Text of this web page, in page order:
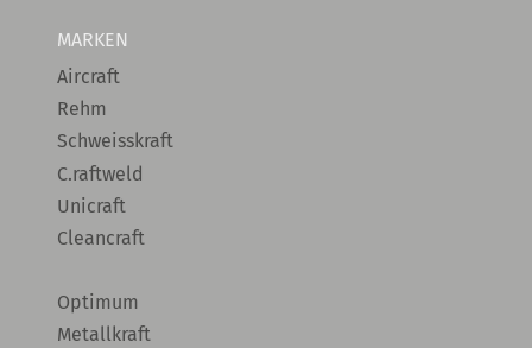
MARKEN
Aircraft
Rehm
Schweisskraft
C.raftweld
Unicraft
Cleancraft
Optimum
Metallkraft